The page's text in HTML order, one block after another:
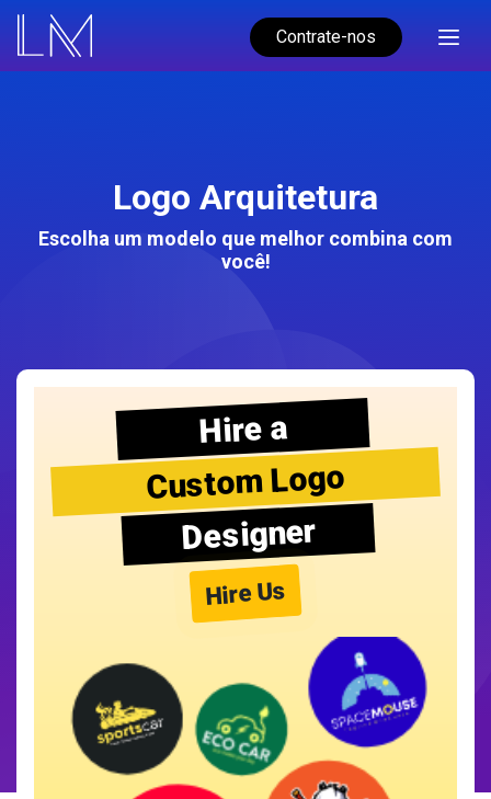
Contrate-nos
Logo Arquitetura
Escolha um modelo que melhor combina com
você!
Hire a
Custom Logo
Designer
Hire Us